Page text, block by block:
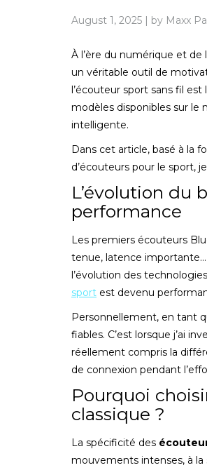
August 1, 2025 | by Maxx
À l’ère du numérique et
un véritable outil de
l’écouteur sport sans fil
modèles disponibles sur
intelligente.
Dans cet article, basé à la
d’écouteurs pour le sport,
L’évolution du
performance
Les premiers écouteurs
tenue, latence
l’évolution des
sport est devenu
Personnellement, en tant
fiables. C’est lorsque j’ai
réellement compris la
de connexion pendant
Pourquoi
classique ?
La spécificité des
mouvements intenses, à